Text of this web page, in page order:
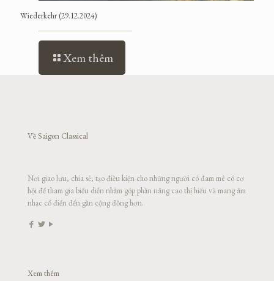
Wiederkehr (29.12.2024)
Xem thêm
Về Saigon Classical
Nơi giao lưu, chia sẻ; tạo điều kiện cho những người có đam mê có cơ
hội để tham gia biểu diễn nhằm góp phần nâng cao thị hiếu và mang âm
nhạc cổ điển đến gần cộng đồng hơn.
Xem thêm